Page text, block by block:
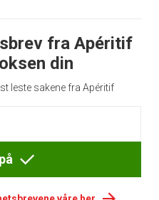
fra Apéritif
din
leste sakene fra Apéritif